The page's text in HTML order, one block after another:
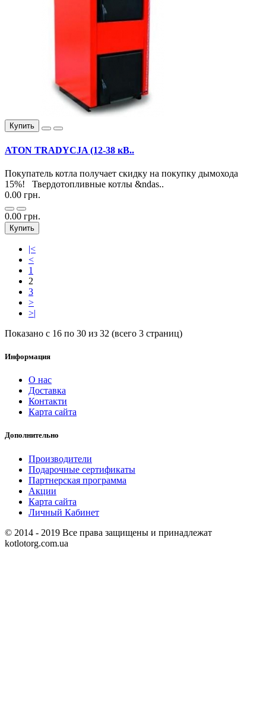
Купить
ATON TRADYCJA (12-38 кВ..
Покупатель котла получает скидку на покупку дымохода
15%! Твердотопливные котлы &ndas..
0.00 грн.
0.00 грн.
Купить
|<
<
1
2
3
>
>|
Показано с 16 по 30 из 32 (всего 3 страниц)
Информация
О нас
Доставка
Контакти
Карта сайта
Дополнительно
Производители
Подарочные сертификаты
Партнерская программа
Акции
Карта сайта
Личный Кабинет
© 2014 - 2019 Все права защищены и принадлежат
kotlotorg.com.ua